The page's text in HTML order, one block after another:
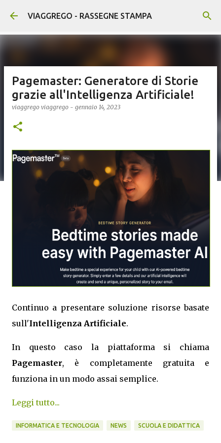
Passa ai contenuti principali
VIAGGREGO - RASSEGNE STAMPA
Pagemaster: Generatore di Storie
grazie all'Intelligenza Artificiale!
viaggrego viaggrego - gennaio 14, 2023
Continuo a presentare soluzione risorse basate
sull'Intelligenza Artificiale.
In questo caso la piattaforma si chiama
Pagemaster, è completamente gratuita e
funziona in un modo assai semplice.
Leggi tutto...
INFORMATICA E TECNOLOGIA NEWS SCUOLA E DIDATTICA